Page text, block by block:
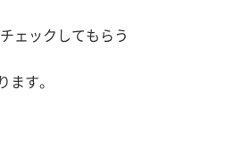
ェックしてもらう
す。